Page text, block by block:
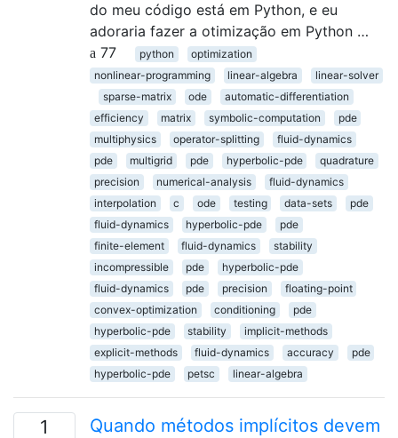
do meu código está em Python, e eu
adoraria fazer a otimização em Python …
77
python
optimization
nonlinear-programming
linear-algebra
linear-solver
sparse-matrix
ode
automatic-differentiation
efficiency
matrix symbolic-computation
pde
multiphysics
operator-splitting
fluid-dynamics
pde
multigrid pde hyperbolic-pde
quadrature
precision
numerical-analysis
fluid-dynamics
interpolation
c ode testing data-sets
pde
fluid-dynamics
hyperbolic-pde
pde
finite-element
fluid-dynamics
stability
incompressible
pde
hyperbolic-pde
fluid-dynamics
pde precision
floating-point
convex-optimization
conditioning
pde
hyperbolic-pde
stability
implicit-methods
explicit-methods
fluid-dynamics accuracy
pde
hyperbolic-pde
petsc linear-algebra
1
Quando métodos implícitos devem